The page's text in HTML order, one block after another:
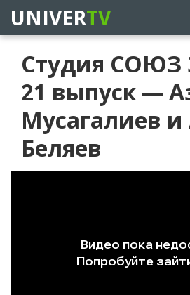
UNIVERTV
Студия СОЮЗ
21 выпуск —
Мусагалиев и
Беляев